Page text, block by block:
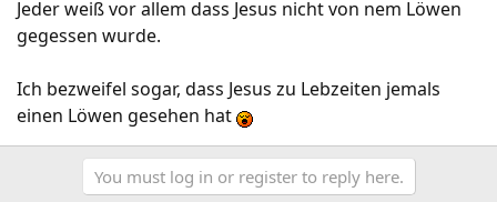
Jeder weiß vor allem dass Jesus nicht von nem Löwen
gegessen wurde.
Ich bezweifel sogar, dass Jesus zu Lebzeiten jemals
einen Löwen gesehen hat
You must log in or register to reply here.